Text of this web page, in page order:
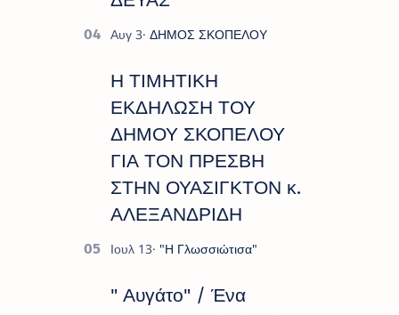
Η ΤΙΜΗΤΙΚΗ
ΕΚΔΗΛΩΣΗ ΤΟΥ
ΔΗΜΟΥ ΣΚΟΠΕΛΟΥ
ΓΙΑ ΤΟΝ ΠΡΕΣΒΗ
ΣΤΗΝ ΟΥΑΣΙΓΚΤΟΝ κ.
ΑΛΕΞΑΝΔΡΙΔΗ
" Αυγάτο" / Ένα